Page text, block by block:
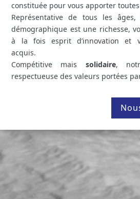
constituée pour vous apporter
Représentative de tous les âges,
démographique est une richesse,
à la fois esprit d’innovation et
acquis.
Compétitive mais solidaire,
respectueuse des valeurs portées